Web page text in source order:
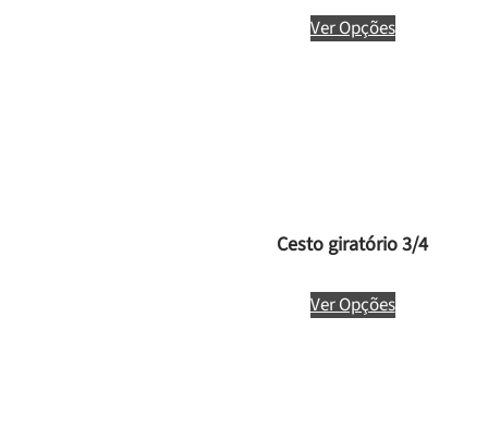
Ver Opções
Cesto giratório 3/4
Ver Opções